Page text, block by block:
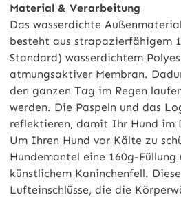
Material & Verarbeitung
Das wasserdichte
besteht aus strapazierfähigem
Standard) wasserdichtem
atmungsaktiver Membran.
den ganzen Tag im Regen
werden. Die Paspeln und das
reflektieren, damit Ihr Hund im
Um Ihren Hund vor Kälte zu
Hundemantel eine 160g-Füllung
künstlichem Kaninchenfell.
Lufteinschlüsse, die die